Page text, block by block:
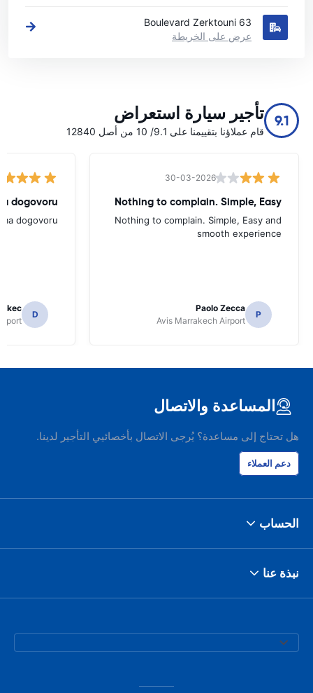
63 Boulevard Zerktouni
عرض على الخريطة
9.1 تأجير سيارة استعراض
قام عملاؤنا بتقييمنا على 9.1/ 10 من أصل 12840
30-03-2026
Nothing to complain. Simple, Easy
Nothing to complain. Simple, Easy and
smooth experience
P
Paolo Zecca
Avis Marrakech Airport
dogovoru
dogovoru
D
المساعدة والاتصال
هل تحتاج إلى مساعدة؟ يُرجى الاتصال بأخصائيي التأجير لدينا.
دعم العملاء
الحساب
نبذة عنا